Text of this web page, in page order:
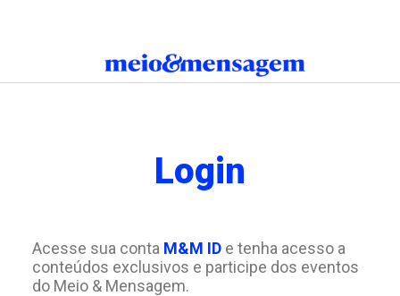
Login
Acesse sua conta M&M IDe tenha acesso a
conteúdos exclusivos e participe dos eventos
do Meio & Mensagem.